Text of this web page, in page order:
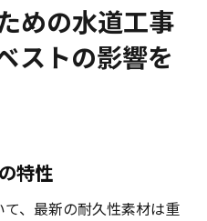
めの水道工事
ストの影響を
特性
、最新の耐久性素材は重